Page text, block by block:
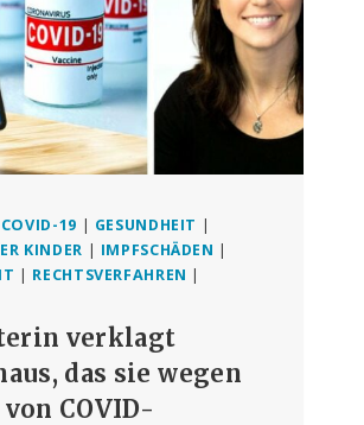
COVID-19 | GESUNDHEIT |
KINDER | IMPFSCHÄDEN |
| RECHTSVERFAHREN |
verklagt
das sie wegen
COVID-